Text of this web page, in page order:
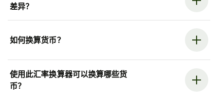
差异？
如何换算货币？
使用此汇率换算器可以换算哪些货
币？